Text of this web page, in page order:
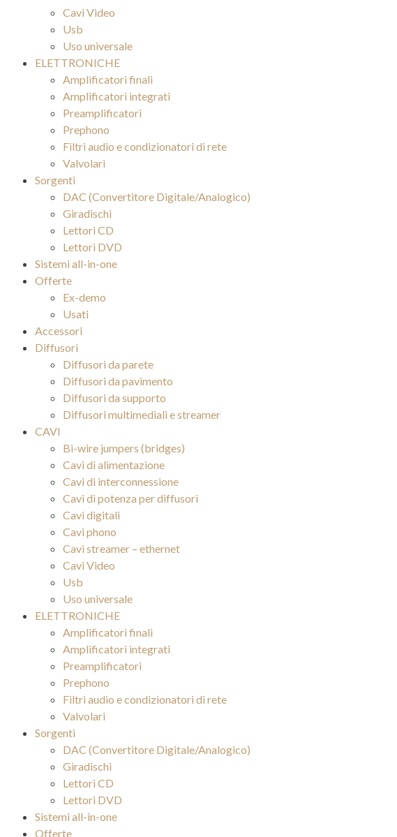
Cavi Video
Usb
Uso universale
ELETTRONICHE
Amplificatori finali
Amplificatori integrati
Preamplificatori
Prephono
Filtri audio e condizionatori di rete
Valvolari
Sorgenti
DAC (Convertitore Digitale/Analogico)
Giradischi
Lettori CD
Lettori DVD
Sistemi all-in-one
Offerte
Ex-demo
Usati
Accessori
Diffusori
Diffusori da parete
Diffusori da pavimento
Diffusori da supporto
Diffusori multimediali e streamer
CAVI
Bi-wire jumpers (bridges)
Cavi di alimentazione
Cavi di interconnessione
Cavi di potenza per diffusori
Cavi digitali
Cavi phono
Cavi streamer – ethernet
Cavi Video
Usb
Uso universale
ELETTRONICHE
Amplificatori finali
Amplificatori integrati
Preamplificatori
Prephono
Filtri audio e condizionatori di rete
Valvolari
Sorgenti
DAC (Convertitore Digitale/Analogico)
Giradischi
Lettori CD
Lettori DVD
Sistemi all-in-one
Offerte